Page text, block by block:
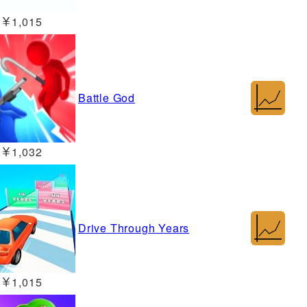
￥1,015
￥1,032
Battle God
￥1,015
Drive Through Years